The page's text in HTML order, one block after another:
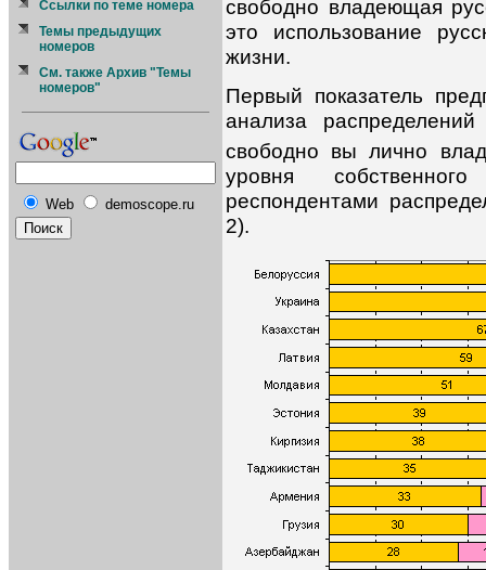
Ссылки по теме номера
Темы предыдущих
номеров
См. также Архив "Темы
номеров"
Web demoscope.ru
свободно владеющая
это использование
жизни.
Первый показатель
анализа
свободно вы лично
уровня
респондентами
2).